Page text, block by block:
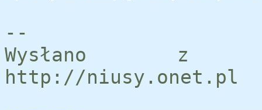
--
Wysłano z
http://niusy.onet.pl